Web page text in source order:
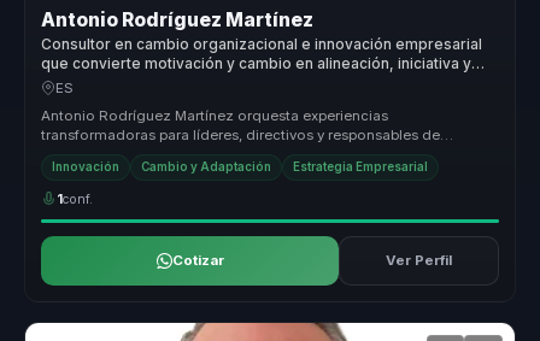
Antonio Rodríguez Martínez
Consultor en cambio organizacional e innovación empresarial
que convierte motivación y cambio en alineación, iniciativa y
crecimiento para equipos.
ES
Antonio Rodríguez Martínez orquesta experiencias
transformadoras para líderes, directivos y responsables de
equipos, permitiéndoles dejar...
Innovación Cambio y Adaptación Estrategia Empresarial
1conf.
Cotizar Ver Perfil